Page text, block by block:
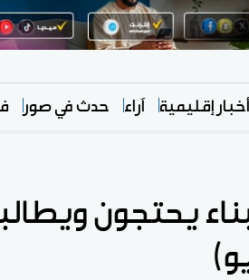
أخبار إقليمية آراء حدث في صور
يحتجون